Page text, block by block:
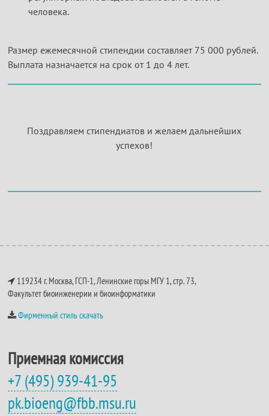
человека.
Размер ежемесячной стипендии составляет 75 000 рублей.
Выплата назначается на срок от 1 до 4 лет.
Поздравляем стипендиатов и желаем дальнейших
успехов!
119234 г. Москва, ГСП-1, Ленинские горы МГУ 1, стр. 73,
Факультет биоинженерии и биоинформатики
Фирменный стиль скачать
Приемная комиссия
+7 (495) 939-41-95
pk.bioeng@fbb.msu.ru